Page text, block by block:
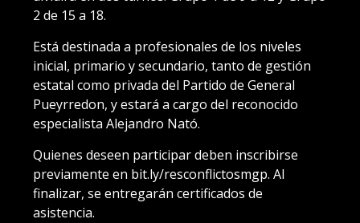
2 de 15 a 18.
Está destinada a profesionales de los niveles
inicial, primario y secundario, tanto de gestión
estatal como privada del Partido de General
Pueyrredon, y estará a cargo del reconocido
especialista Alejandro Nató.
Quienes deseen participar deben inscribirse
previamente en bit.ly/resconflictosmgp. Al
finalizar, se entregarán certificados de
asistencia.